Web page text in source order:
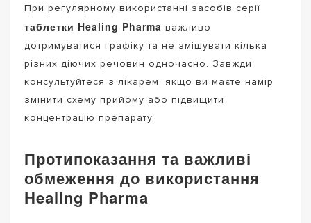
При регулярному використанні засобів серії
таблетки Healing Pharma важливо
дотримуватися графіку та не змішувати кілька
різних діючих речовин одночасно. Завжди
консультуйтеся з лікарем, якщо ви маєте намір
змінити схему прийому або підвищити
концентрацію препарату.
Протипоказання та важливі
обмеження до використання
Healing Pharma